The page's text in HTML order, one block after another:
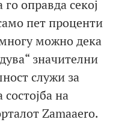
оправда секој
пет проценти
можно дека
значителни
служи за
на
Zamaaero.